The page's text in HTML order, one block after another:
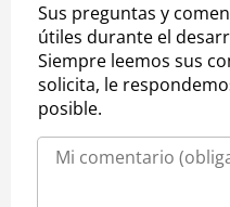
Sus preguntas y
útiles durante el
Siempre leemos sus
solicita, le
posible.